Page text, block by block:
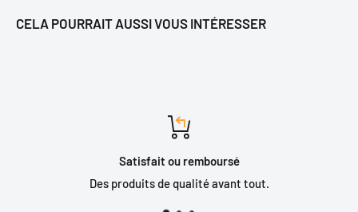
CELA POURRAIT AUSSI VOUS INTÉRESSER
Satisfait ou remboursé
Des produits de qualité avant tout.